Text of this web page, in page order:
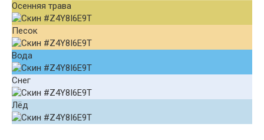
Осенняя трава
Песок
Вода
Снег
Лёд